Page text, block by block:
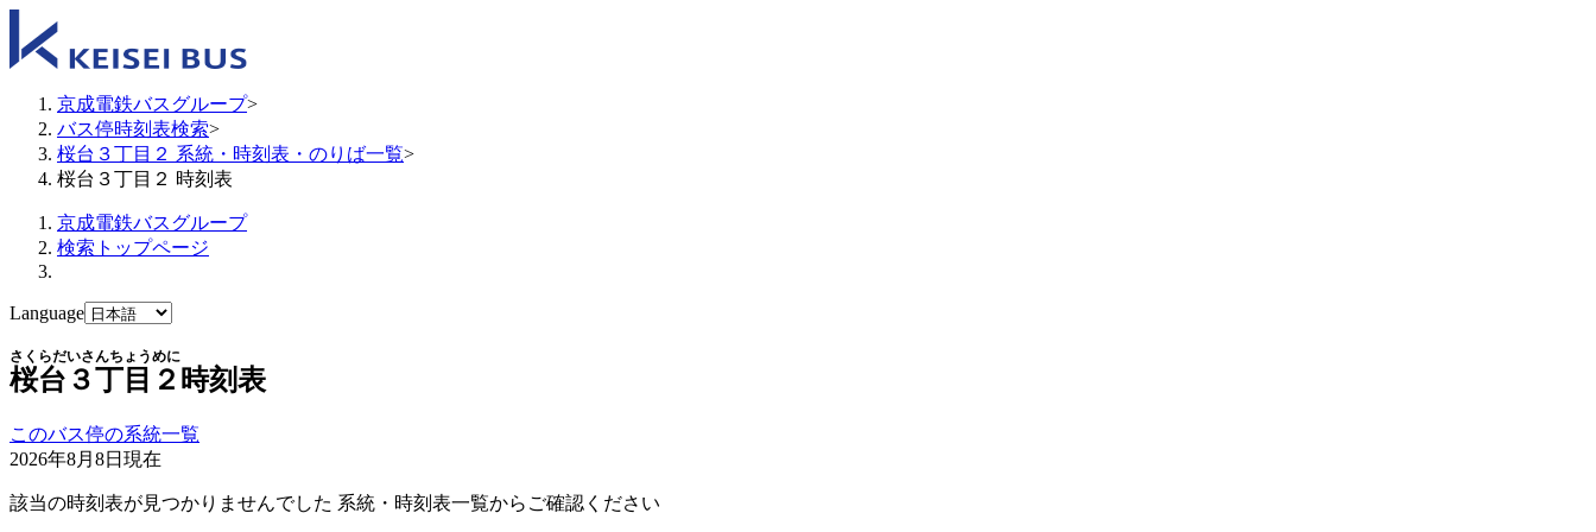
京成電鉄バスグループ>
バス停時刻表検索>
桜台３丁目２ 系統・時刻表・のりば一覧>
桜台３丁目２ 時刻表
京成電鉄バスグループ
検索トップページ
Language
桜台３丁目２
さくらだいさんちょうめに
時刻表
このバス停の系統一覧
2026年8月8日 現在
該当の時刻表が見つかりませんでした 系統・時刻表一覧からご確認ください